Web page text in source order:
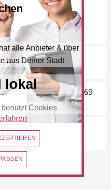
Hotel
Auto
Sport & Freizeit
3, 41569
6, 41569
1, 41569
alle Anbieter & über
aus Deiner Stadt
lokal
Cookies